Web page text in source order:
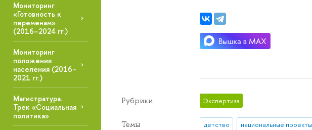
Мониторинг
«Готовность к
переменам»
(2016–2024 гг.)
Мониторинг
положения
населения (2016–
2021 гг.)
Магистратура.
Трек «Социальная
политика»
Рубрики Экспертиза
Темы детство национальные проекты